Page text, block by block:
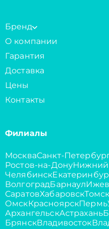
Бренд
О компании
Гарантия
Доставка
Цены
Контакты
Филиалы
МоскваСанкт-
Ростов-на-ДонуНижний
Челябинск
ВолгоградБарнаул
СаратовХабаровск
ОмскКрасноярскПермь
АрхангельскАстрахань
БрянскВладивосток